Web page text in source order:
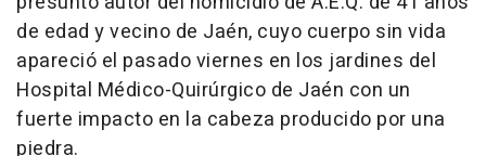
de edad y vecino de Jaén, cuyo cuerpo sin vida
apareció el pasado viernes en los jardines del
Hospital Médico-Quirúrgico de Jaén con un
fuerte impacto en la cabeza producido por una
piedra.